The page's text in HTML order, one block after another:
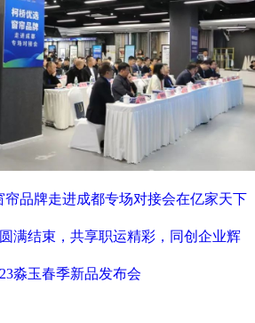
帘品牌走进成都专场对接会在亿家天下
满结束，共享职运精彩，同创企业辉
淼玉春季新品发布会